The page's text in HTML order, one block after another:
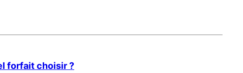
forfait choisir ?